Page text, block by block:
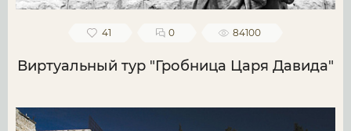
41 0 84100
Виртуальный тур "Гробница Царя Давида"